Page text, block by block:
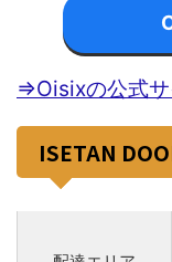
⇒Oisixの公式サ
ISETAN